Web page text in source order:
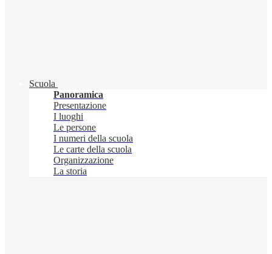
Scuola
Panoramica
Presentazione
I luoghi
Le persone
I numeri della scuola
Le carte della scuola
Organizzazione
La storia